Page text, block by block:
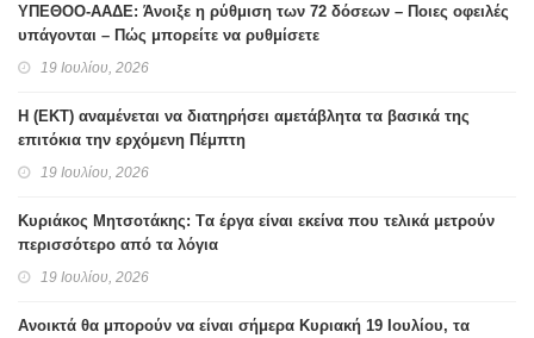
ΥΠΕΘΟΟ-ΑΑΔΕ: Άνοιξε η ρύθμιση των 72 δόσεων – Ποιες οφειλές
υπάγονται – Πώς μπορείτε να ρυθμίσετε
19 Ιουλίου, 2026
H (ΕΚΤ) αναμένεται να διατηρήσει αμετάβλητα τα βασικά της
επιτόκια την ερχόμενη Πέμπτη
19 Ιουλίου, 2026
Κυριάκος Μητσοτάκης: Tα έργα είναι εκείνα που τελικά μετρούν
περισσότερο από τα λόγια
19 Ιουλίου, 2026
Ανοικτά θα μπορούν να είναι σήμερα Κυριακή 19 Ιουλίου, τα